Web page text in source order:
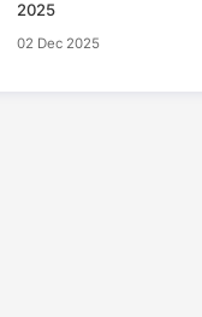
2025
02 Dec 2025